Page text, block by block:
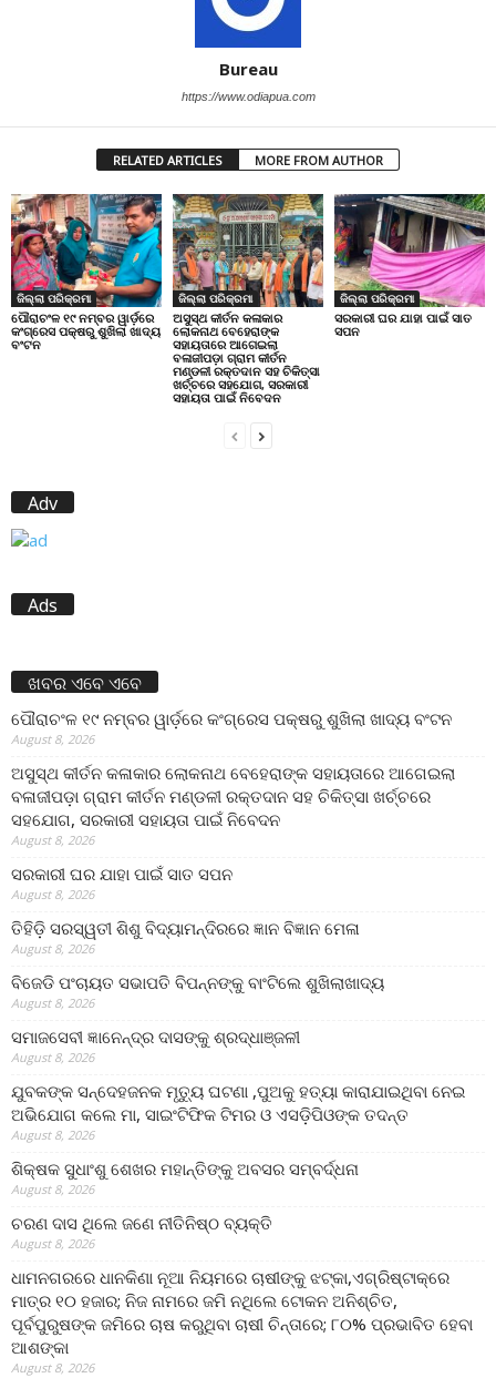
Bureau
https://www.odiapua.com
RELATED ARTICLES MORE FROM AUTHOR
ଜିଲ୍ଲା ପରିକ୍ରମା
ପୌରାଚଂଳ ୧୯ ନମ୍ବର ୱାର୍ଡ଼ରେ
କଂଗ୍ରେସ ପକ୍ଷରୁ ଶୁଖିଲା ଖାଦ୍ୟ
ବଂଟନ
ଜିଲ୍ଲା ପରିକ୍ରମା
ଅସୁସ୍ଥ କୀର୍ତନ କଳାକାର
ଲୋକନାଥ ବେହେରାଙ୍କ
ସହାୟତାରେ ଆଗେଇଲା
ବଳାଜୀପଡ଼ା ଗ୍ରାମ କୀର୍ତନ
ମଣ୍ଡଳୀ ରକ୍ତଦାନ ସହ ଚିକିତ୍ସା
ଖର୍ଚ୍ଚରେ ସହଯୋଗ, ସରକାରୀ
ସହାୟତା ପାଇଁ ନିବେଦନ
ଜିଲ୍ଲା ପରିକ୍ରମା
ସରକାରୀ ଘର ଯାହା ପାଇଁ ସାତ
ସପନ
Adv
Ads
ଖବର ଏବେ ଏବେ
ପୌରାଚଂଳ ୧୯ ନମ୍ବର ୱାର୍ଡ଼ରେ କଂଗ୍ରେସ ପକ୍ଷରୁ ଶୁଖିଲା ଖାଦ୍ୟ ବଂଟନ
August 8, 2026
ଅସୁସ୍ଥ କୀର୍ତନ କଳାକାର ଲୋକନାଥ ବେହେରାଙ୍କ ସହାୟତାରେ ଆଗେଇଲା
ବଳାଜୀପଡ଼ା ଗ୍ରାମ କୀର୍ତନ ମଣ୍ଡଳୀ ରକ୍ତଦାନ ସହ ଚିକିତ୍ସା ଖର୍ଚ୍ଚରେ
ସହଯୋଗ, ସରକାରୀ ସହାୟତା ପାଇଁ ନିବେଦନ
August 8, 2026
ସରକାରୀ ଘର ଯାହା ପାଇଁ ସାତ ସପନ
August 8, 2026
ତିହିଡି଼ ସରସ୍ୱତୀ ଶିଶୁ ବିଦ୍ୟାମନ୍ଦିରରେ ଜ୍ଞାନ ବିଜ୍ଞାନ ମେଳା
August 8, 2026
ବିଜେଡି ପଂଚାୟତ ସଭାପତି ବିପନ୍ନଙ୍କୁ ବାଂଟିଲେ ଶୁଖିଲାଖାଦ୍ୟ
August 8, 2026
ସମାଜସେବୀ ଜ୍ଞାନେନ୍ଦ୍ର ଦାସଙ୍କୁ ଶ୍ରଦ୍ଧାଞ୍ଜଳୀ
August 8, 2026
ଯୁବକଙ୍କ ସନ୍ଦେହଜନକ ମୃତ୍ୟୁ ଘଟଣା ,ପୁଅକୁ ହତ୍ୟା କାରାଯାଇଥିବା ନେଇ
ଅଭିଯୋଗ କଲେ ମା, ସାଇଂଟିଫିକ ଟିମର ଓ ଏସଡ଼ିପିଓଙ୍କ ତଦନ୍ତ
August 8, 2026
ଶିକ୍ଷକ ସୁଧାଂଶୁ ଶେଖର ମହାନ୍ତିଙ୍କୁ ଅବସର ସମ୍ବର୍ଦ୍ଧନା
August 8, 2026
ଚରଣ ଦାସ ଥିଲେ ଜଣେ ନୀତିନିଷ୍ଠ ବ୍ୟକ୍ତି
August 8, 2026
ଧାମନଗରରେ ଧାନକିଣା ନୂଆ ନିୟମରେ ଚାଷୀଙ୍କୁ ଝଟ୍‌କା,ଏଗ୍ରିଷ୍ଟାକ୍‌ରେ
ମାତ୍ର ୧୦ ହଜାର; ନିଜ ନାମରେ ଜମି ନଥିଲେ ଟୋକନ ଅନିଶ୍ଚିତ,
ପୂର୍ବପୁରୁଷଙ୍କ ଜମିରେ ଚାଷ କରୁଥିବା ଚାଷୀ ଚିନ୍ତାରେ; ୮୦% ପ୍ରଭାବିତ ହେବା
ଆଶଙ୍କା
August 8, 2026